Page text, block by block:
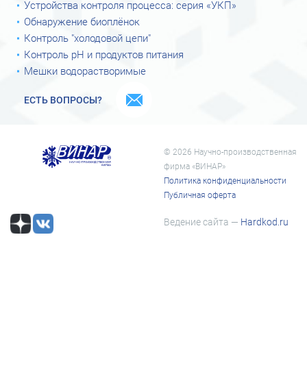
Устройства контроля процесса: серия «УКП»
Обнаружение биоплёнок
Контроль "холодовой цепи"
Контроль рН и продуктов питания
Мешки водорастворимые
ЕСТЬ ВОПРОСЫ?
© 2026 Научно-производственная
фирма «ВИНАР»
Политика конфиденциальности
Публичная оферта
Ведение сайта — Hardkod.ru